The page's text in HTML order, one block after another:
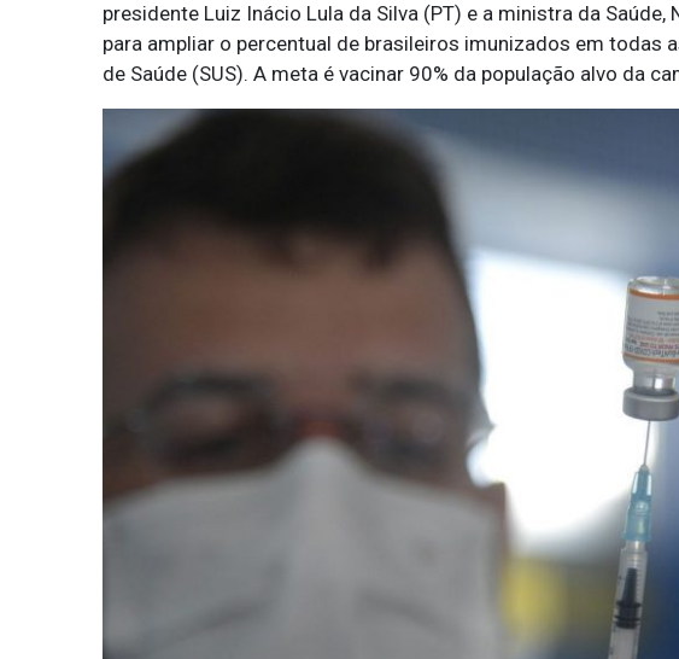
presidente Luiz Inácio Lula da Silva (PT) e a ministra da
para ampliar o percentual de brasileiros imunizados em todas
de Saúde (SUS). A meta é vacinar 90% da população alvo da